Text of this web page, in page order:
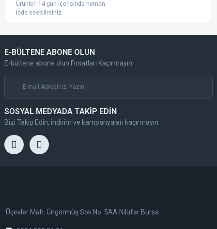
Ürünleri 14 gün İçerisinde hemen
iade edebilirsiniz.
E-BÜLTENE ABONE OLUN
E-bültene abone olun Fırsatları Kaçırmayın
SOSYAL MEDYADA TAKİP EDİN
Bizi Takip Edin, indirim ve kampanyaları kaçırmayın
Üçevler Mah. Üngörmüş Sok No: 5AA Nilüfer Bursa